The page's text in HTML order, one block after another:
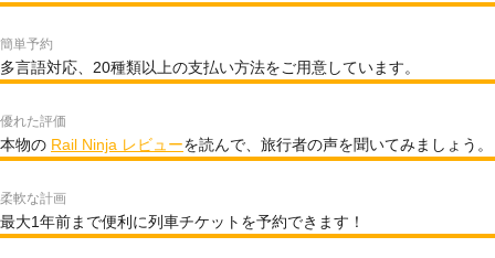
簡単予約
多言語対応、20種類以上の支払い方法をご用意しています。
優れた評価
本物の Rail Ninja レビューを読んで、旅行者の声を聞いてみましょう。
柔軟な計画
最大1年前まで便利に列車チケットを予約できます！